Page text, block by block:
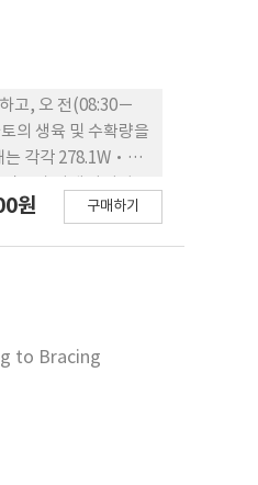
고, 오 전(08:30－
의 생육 및 수확량을
각각 278.1W·m-
토의 최종 주당 평균
여 온실을 설계할 때
원 구매하기
to Bracing